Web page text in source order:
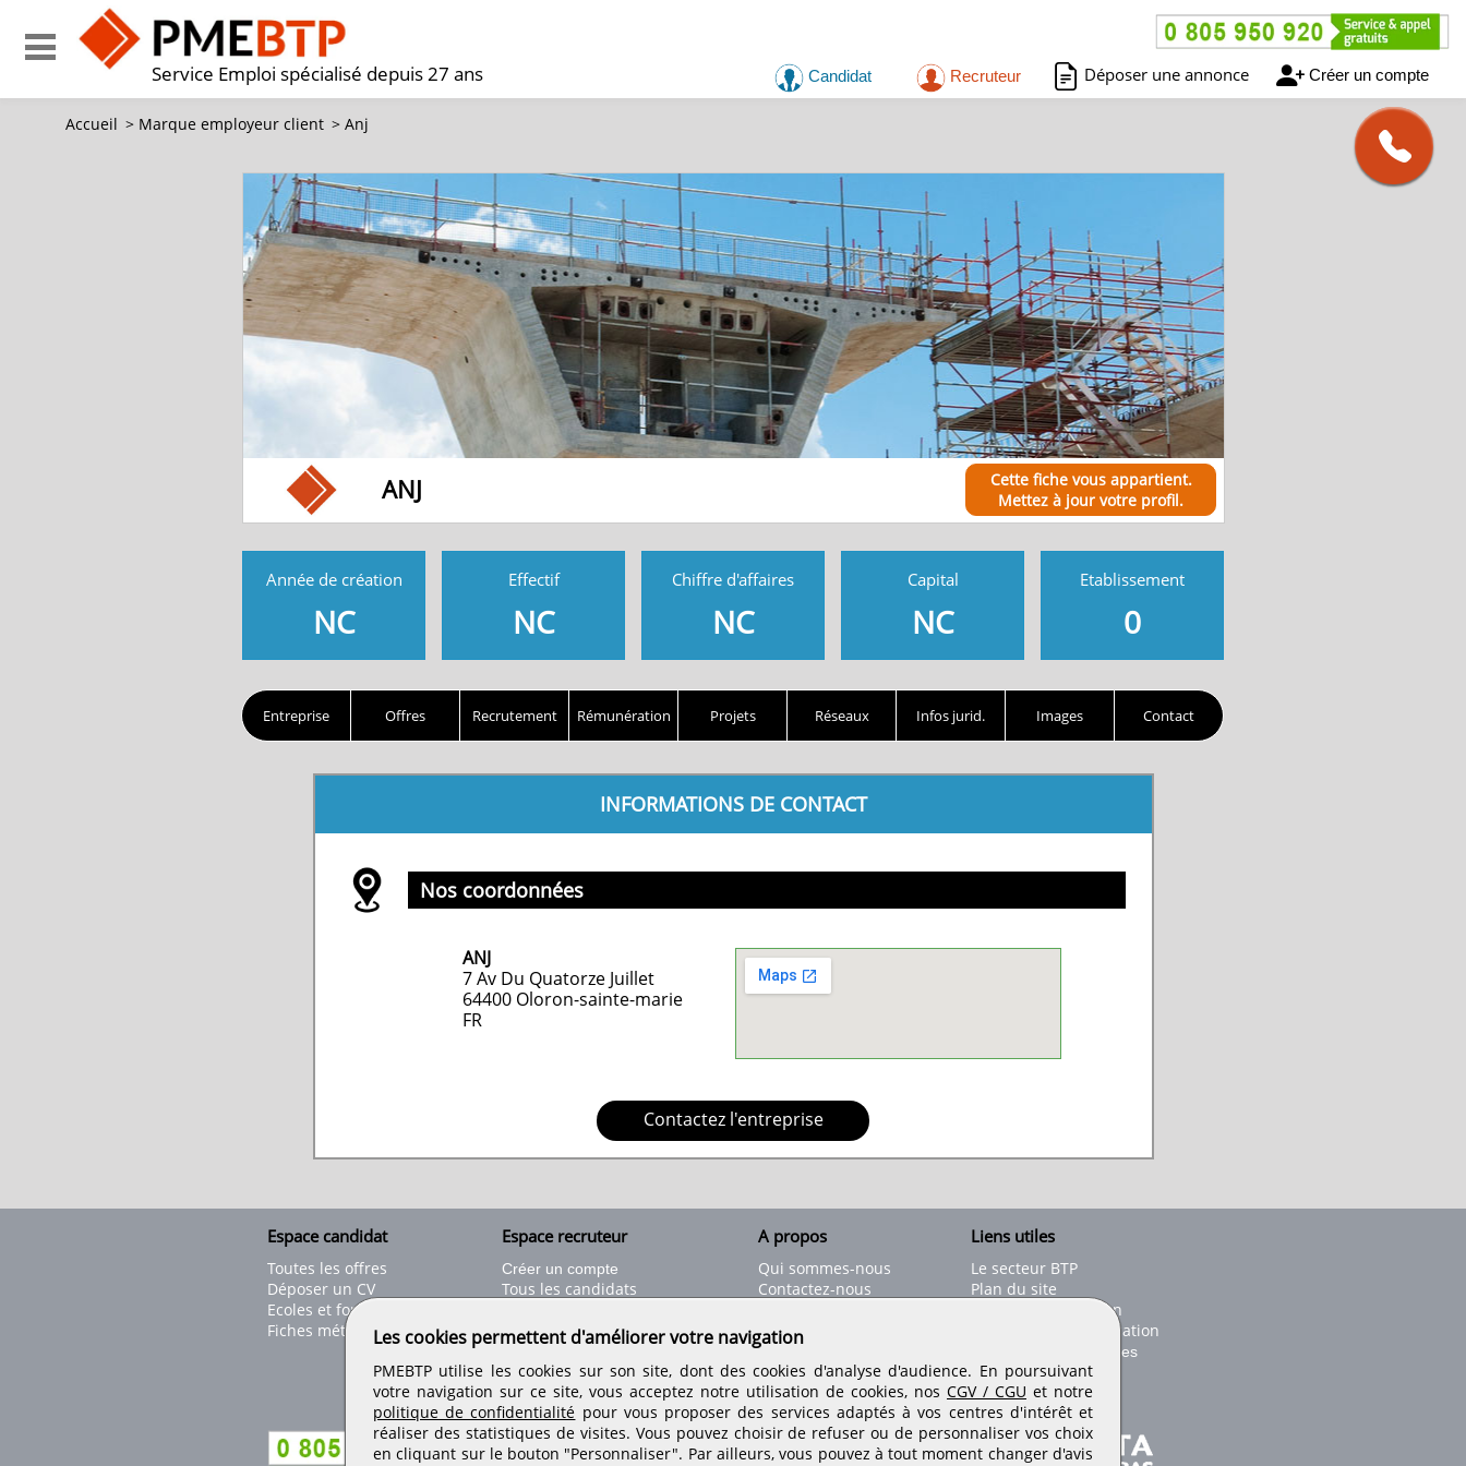
Service Emploi spécialisé depuis 27 ans Candidat Recruteur Déposer une annonce Créer un compte
Accueil > Marque employeur client > Anj
ANJ
Cette fiche vous appartient.
Mettez à jour votre profil.
Année de création
NC
Effectif
NC
Chiffre d'affaires
NC
Capital
NC
Etablissement
0
Entreprise Offres Recrutement Rémunération Projets Réseaux Infos jurid. Images Contact
INFORMATIONS DE CONTACT
Nos coordonnées
ANJ
7 Av Du Quatorze Juillet
64400 Oloron-sainte-marie
FR
Contactez l'entreprise
Espace candidat
Toutes les offres
Déposer un CV
Ecoles et formations
Fiches métiers
Espace recruteur
Créer un compte
Tous les candidats
Déposer une offre de stage
Nos tarifs
A propos
Qui sommes-nous
Contactez-nous
Informations légales
Conditions générales
Rejoignez nos équipes
Liens utiles
Le secteur BTP
Plan du site
Conseils d'utilisation
Conditions de publication
Paramètres des cookies
Retrouvez-nous sur les réseaux sociaux
Les cookies permettent d'améliorer votre navigation
PMEBTP utilise les cookies sur son site, dont des cookies d'analyse d'audience. En poursuivant
votre navigation sur ce site, vous acceptez notre utilisation de cookies, nos CGV / CGU et notre
politique de confidentialité pour vous proposer des services adaptés à vos centres d'intérêt et
réaliser des statistiques de visites. Vous pouvez choisir de refuser ou de personnaliser vos choix
en cliquant sur le bouton "Personnaliser". Par ailleurs, vous pouvez à tout moment changer d'avis